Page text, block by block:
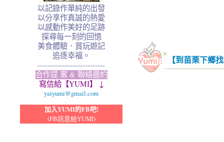
以記錄作單純的出發
以分享作真誠的熱愛
以感動作美好的足跡
探尋每一刻的回憶
美食體驗．賞玩遊記
追逐幸福。
---------------------------
合作提 案 & 聯絡邀約
寫信給【YUMI】 ↓
yaiyumi@gmail.com
加入YUMI的FB吧!
(FB訊息給YUMI)
【到苗栗下鄉